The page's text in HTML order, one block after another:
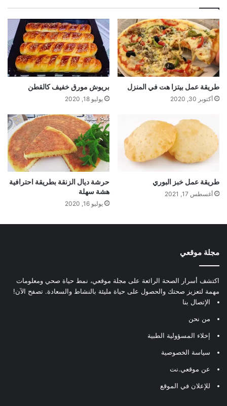
طريقة عمل بيتزا هت في المنزل
أكتوبر 30, 2020
بريوش مورق خفيف كالقطن
يوليو 18, 2020
طريقة عمل خبز البوري
أغسطس 17, 2021
حرشة ديال الزنقة بطريقة احترافية
هشة سهلة
يوليو 16, 2020
مجلة موقعي
اكتشف أسرار الصحة الرائعة على مجلة موقعي، نمط حياة صحي ومعلومات
مهمة لتعزيز صحتك والحصول على حياة مليئة بالنشاط والسعادة. تصفح الآن!
الإتصال بنا
من نحن
إخلاء المسؤولية الطبية
سياسة الخصوصية
عن موقعي.نت
للإعلان في الموقع